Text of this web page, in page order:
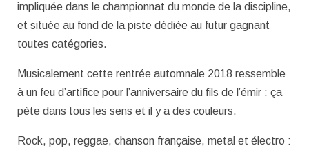
impliquée dans le championnat du monde de la discipline,
et située au fond de la piste dédiée au futur gagnant
toutes catégories.
Musicalement cette rentrée automnale 2018 ressemble
à un feu d’artifice pour l’anniversaire du fils de l’émir : ça
pète dans tous les sens et il y a des couleurs.
Rock, pop, reggae, chanson française, metal et électro :